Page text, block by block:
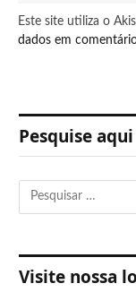
Este site utiliza o
dados em
Pesquise aqui
Visite nossa